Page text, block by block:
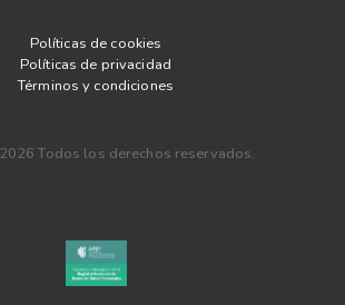
Políticas de cookies
Políticas de privacidad
Términos y condiciones
2026 Todos los derechos reservados.